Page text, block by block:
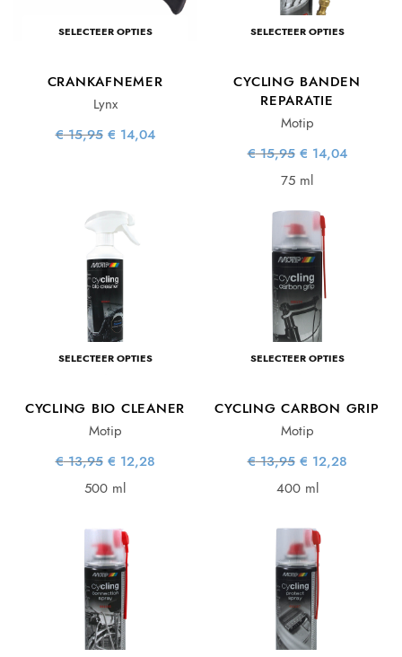
SELECTEER OPTIES
CRANKAFNEMER
Lynx
€15,95 Oorspronkelijke
prijs was:
€ 14,04
SELECTEER OPTIES
CYCLING BANDEN
REPARATIE
Motip
€15,95 Oorspronkelijke
prijs was:
€ 14,04
75 ml
SELECTEER OPTIES
CYCLING BIO CLEANER
Motip
€13,95 Oorspronkelijke
prijs was:
€ 12,28
500 ml
SELECTEER OPTIES
CYCLING CARBON GRIP
Motip
€13,95 Oorspronkelijke
prijs was:
€ 12,28
400 ml